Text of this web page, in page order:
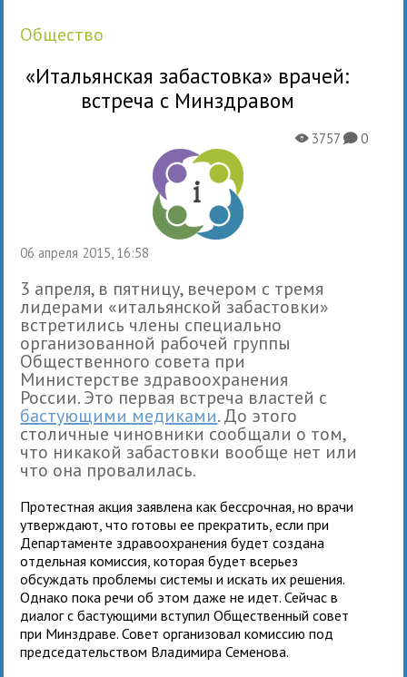
общество
«Итальянская забастовка» врачей:
встреча с Минздравом
06 апреля 2015, 16:58
X3757K0
3 апреля, в пятницу, вечером с тремя
лидерами «итальянской забастовки»
встретились члены специально
организованной рабочей группы
Общественного совета при
Министерстве здравоохранения
России. Это первая встреча властей с
бастующими медиками. До этого
столичные чиновники сообщали о том,
что никакой забастовки вообще нет или
что она провалилась.
Протестная акция заявлена как бессрочная, но врачи
утверждают, что готовы ее прекратить, если при
Департаменте здравоохранения будет создана
отдельная комиссия, которая будет всерьез
обсуждать проблемы системы и искать их решения.
Однако пока речи об этом даже не идет. Сейчас в
диалог с бастующими вступил Общественный совет
при Минздраве. Совет организовал комиссию под
председательством Владимира Семенова.